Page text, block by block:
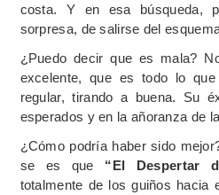
costa. Y en esa búsqueda,
sorpresa, de salirse del
¿Puedo decir que es mala?
excelente, que es todo lo que
regular, tirando a buena. Su
esperados y en la añoranza de
¿Cómo podría haber sido
se es que “El Despertar
totalmente de los guiños hacia